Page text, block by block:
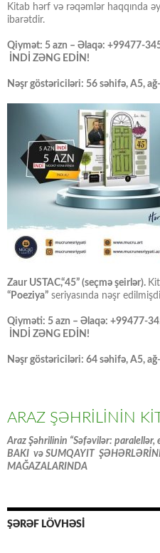
Kitab hərf və rəqəmlər haqqında
ibarətdir.
Qiymət: 5 azn – Əlaqə: +99477-
İNDİ ZƏNG EDİN!
Nəşr göstəriciləri: 56 səhifə, A5,
Zaur USTAC,“45” (seçmə şeirlər).
“Poeziya” seriyasında nəşr
Qiyməti: 5 azn – Əlaqə: +99477-
İNDİ ZƏNG EDİN!
Nəşr göstəriciləri: 64 səhifə, A5,
ARAZ ŞƏHRİLİNİN
Araz Şəhrilinin “Səfəvilər: paralellər,
BAKI və SUMQAYIT
MAĞAZALARINDA
ŞƏRƏF LÖVHƏSİ